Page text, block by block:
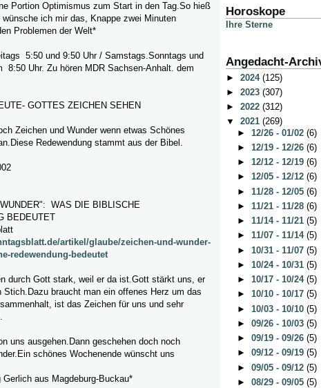
Portion Optimismus zum Start in den Tag.So hieß
ich mir das, Knappe zwei Minuten
Problemen der Welt*
5:50 und 9:50 Uhr / Samstags.Sonntags und
8:50 Uhr. Zu hören MDR Sachsen-Anhalt. dem
GOTTES ZEICHEN SEHEN
Zeichen und Wunder wenn etwas Schönes
Redewendung stammt aus der Bibel.
WAS DIE BIBLISCHE
BEDEUTET
artikel/glaube/zeichen-und-wunder-
redewendung-bedeutet
durch Gott stark, weil er da ist.Gott stärkt uns, er
Stich.Dazu braucht man ein offenes Herz um das
ist das Zeichen für uns und sehr
uns ausgehen.Dann geschehen doch noch
schönes Wochenende wünscht uns
Gerlich aus Magdeburg-Buckau*
Horoskope
Ihre Sterne
Angedacht-
► 2024 (125)
► 2023 (307)
► 2022 (312)
▼ 2021 (269)
► 12/26 - 01/02 (6)
► 12/19 - 12/26 (6)
► 12/12 - 12/19 (6)
► 12/05 - 12/12 (6)
► 11/28 - 12/05 (6)
► 11/21 - 11/28 (6)
► 11/14 - 11/21 (5)
► 11/07 - 11/14 (5)
► 10/31 - 11/07 (5)
► 10/24 - 10/31 (5)
► 10/17 - 10/24 (5)
► 10/10 - 10/17 (5)
► 10/03 - 10/10 (5)
► 09/26 - 10/03 (5)
► 09/19 - 09/26 (5)
► 09/12 - 09/19 (5)
► 09/05 - 09/12 (5)
► 08/29 - 09/05 (5)